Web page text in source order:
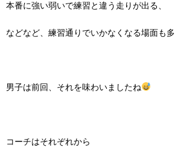
本番に強い弱いで練習と違う走りが出る、
などなど、練習通りでいかなくなる場面も
男子は前回、それを味わいましたね
コーチはそれぞれから